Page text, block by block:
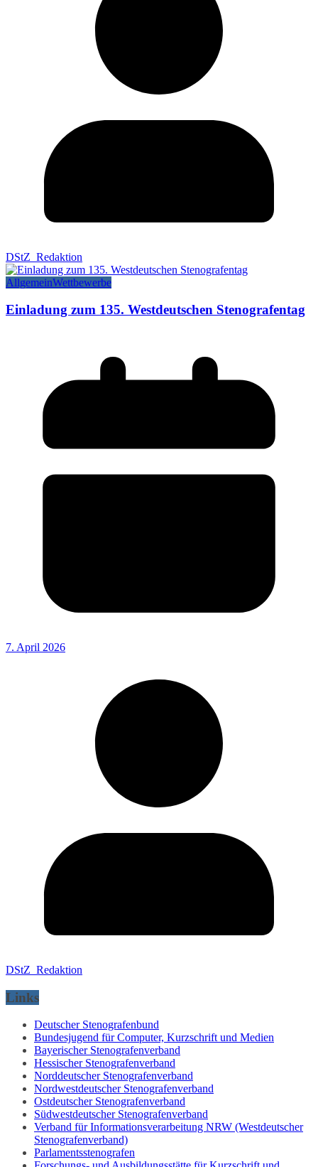
DStZ_Redaktion
AllgemeinWettbewerbe
Einladung zum 135. Westdeutschen Stenografentag
7. April 2026
DStZ_Redaktion
Links
Deutscher Stenografenbund
Bundesjugend für Computer, Kurzschrift und Medien
Bayerischer Stenografenverband
Hessischer Stenografenverband
Norddeutscher Stenografenverband
Nordwestdeutscher Stenografenverband
Ostdeutscher Stenografenverband
Südwestdeutscher Stenografenverband
Verband für Informationsverarbeitung NRW (Westdeutscher
Stenografenverband)
Parlamentsstenografen